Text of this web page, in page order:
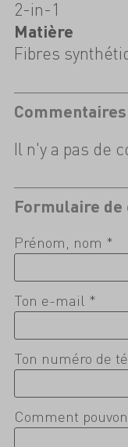
2-in-1
Matière
Fibres
Il n'y a pas de
Formulaire de
Prénom, nom *
Ton e-mail *
Ton numéro de
Comment